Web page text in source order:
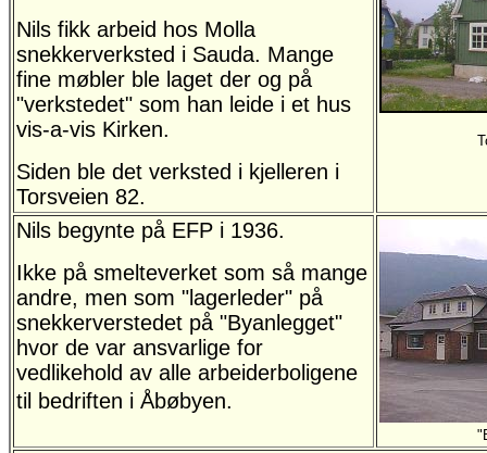
Nils fikk arbeid hos Molla
snekkerverksted i Sauda. Mange
fine møbler ble laget der og på
"verkstedet" som han leide i et hus
vis-a-vis Kirken.
Siden ble det verksted i kjelleren i
Torsveien 82.
Nils begynte på EFP i 1936.
Ikke på smelteverket som så mange
andre, men som "lagerleder" på
snekkerverstedet på "Byanlegget"
hvor de var ansvarlige for
vedlikehold av alle arbeiderboligene
til bedriften i Åbøbyen.